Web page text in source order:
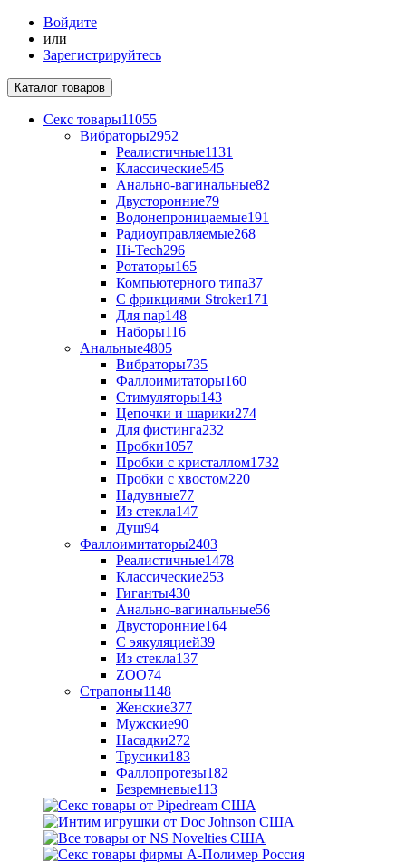
Войдите
или
Зарегистрируйтесь
Каталог товаров
Секс товары11055
Вибраторы2952
Реалистичные1131
Классические545
Анально-вагинальные82
Двусторонние79
Водонепроницаемые191
Радиоуправляемые268
Hi-Tech296
Ротаторы165
Компьютерного типа37
С фрикциями Stroker171
Для пар148
Наборы116
Анальные4805
Вибраторы735
Фаллоимитаторы160
Стимуляторы143
Цепочки и шарики274
Для фистинга232
Пробки1057
Пробки с кристаллом1732
Пробки с хвостом220
Надувные77
Из стекла147
Душ94
Фаллоимитаторы2403
Реалистичные1478
Классические253
Гиганты430
Анально-вагинальные56
Двусторонние164
С эякуляцией39
Из стекла137
ZOO74
Страпоны1148
Женские377
Мужские90
Насадки272
Трусики183
Фаллопротезы182
Безремневые113